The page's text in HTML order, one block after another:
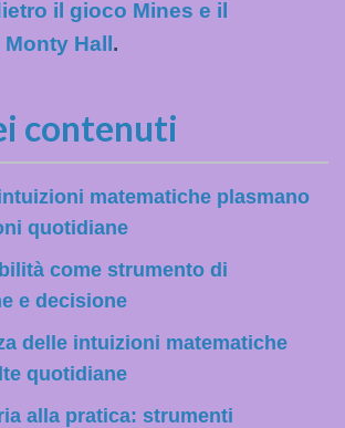
il gioco Mines e il
Hall.
contenuti
matematiche plasmano
quotidiane
come strumento di
e decisione
delle intuizioni matematiche
quotidiane
alla pratica: strumenti